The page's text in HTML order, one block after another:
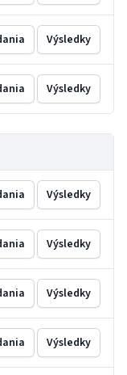
Výsledky
Výsledky
Výsledky
Výsledky
Výsledky
Výsledky